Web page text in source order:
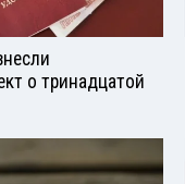
о тринадцатой